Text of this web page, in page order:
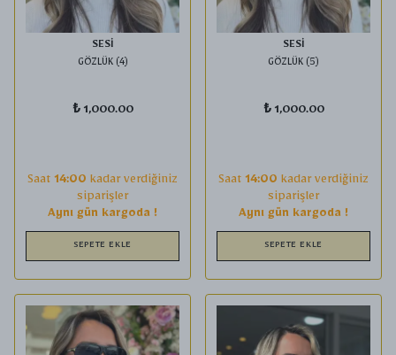
SESİ
GÖZLÜK (4)
₺ 1,000.00
Saat 14:00 kadar verdiğiniz
siparişler
Aynı gün kargoda !
SEPETE EKLE
SESİ
GÖZLÜK (5)
₺ 1,000.00
Saat 14:00 kadar verdiğiniz
siparişler
Aynı gün kargoda !
SEPETE EKLE